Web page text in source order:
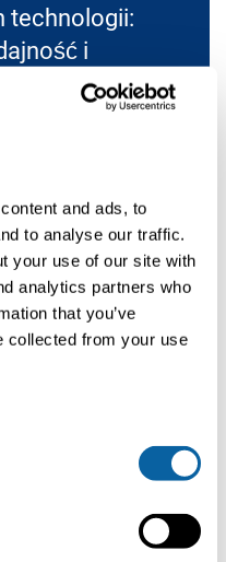
and ads, to
to analyse our traffic.
your use of our site with
analytics partners who
that you’ve
collected from your use
technologii:
i
i
i zorientowana
zanim do